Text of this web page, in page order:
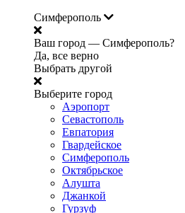
Симферополь
Ваш город — Симферополь?
Да, все верно
Выбрать другой
Выберите город
Аэропорт
Севастополь
Евпатория
Гвардейское
Симферополь
Октябрьское
Алушта
Джанкой
Гурзуф